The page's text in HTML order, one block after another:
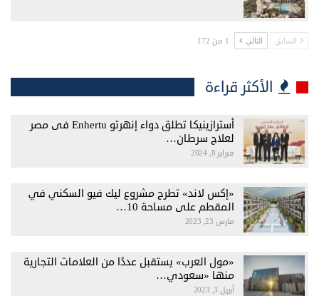
السابق التالي 1 من 172
الأكثر قراءة
أسترازينيكا تطلق دواء إنهرتو Enhertu فى مصر
لعلاج سرطان…
فبراير 8, 2024
«إكس لاند» تطرح مشروع ليك فيو السكني في
المقطم على مساحة 10…
مارس 23, 2023
«مول العرب» يستقبل عددًا من العلامات التجارية
منها «سعودي…
أبريل 3, 2023